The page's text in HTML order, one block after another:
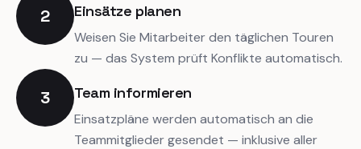
2 Einsätze planen
Weisen Sie Mitarbeiter den täglichen Touren
zu — das System prüft Konflikte automatisch.
3 Team informieren
Einsatzpläne werden automatisch an die
Teammitglieder gesendet — inklusive aller